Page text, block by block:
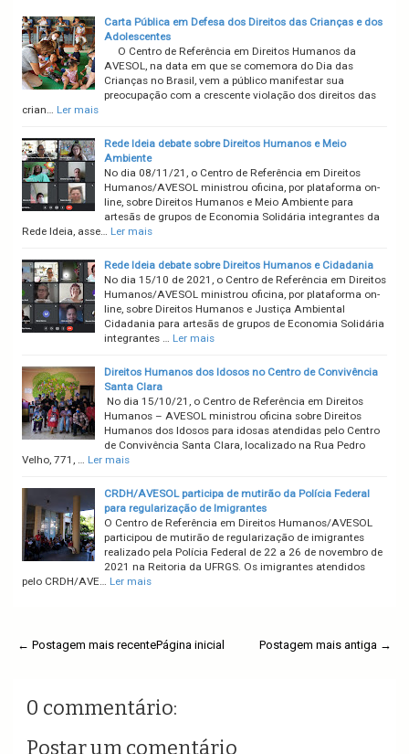
Carta Pública em Defesa dos Direitos das Crianças e dos
Adolescentes
O Centro de Referência em Direitos Humanos da
AVESOL, na data em que se comemora do Dia das
Crianças no Brasil, vem a público manifestar sua
preocupação com a crescente violação dos direitos das
crian… Ler mais
Rede Ideia debate sobre Direitos Humanos e Meio
Ambiente
No dia 08/11/21, o Centro de Referência em Direitos
Humanos/AVESOL ministrou oficina, por plataforma on-
line, sobre Direitos Humanos e Meio Ambiente para
artesãs de grupos de Economia Solidária integrantes da
Rede Ideia, asse… Ler mais
Rede Ideia debate sobre Direitos Humanos e Cidadania
No dia 15/10 de 2021, o Centro de Referência em Direitos
Humanos/AVESOL ministrou oficina, por plataforma on-
line, sobre Direitos Humanos e Justiça Ambiental
Cidadania para artesãs de grupos de Economia Solidária
integrantes … Ler mais
Direitos Humanos dos Idosos no Centro de Convivência
Santa Clara
No dia 15/10/21, o Centro de Referência em Direitos
Humanos – AVESOL ministrou oficina sobre Direitos
Humanos dos Idosos para idosas atendidas pelo Centro
de Convivência Santa Clara, localizado na Rua Pedro
Velho, 771, … Ler mais
CRDH/AVESOL participa de mutirão da Polícia Federal
para regularização de Imigrantes
O Centro de Referência em Direitos Humanos/AVESOL
participou de mutirão de regularização de imigrantes
realizado pela Polícia Federal de 22 a 26 de novembro de
2021 na Reitoria da UFRGS. Os imigrantes atendidos
pelo CRDH/AVE… Ler mais
← Postagem mais recente Postagem mais antiga →
Página inicial
0 commentário:
Postar um comentário